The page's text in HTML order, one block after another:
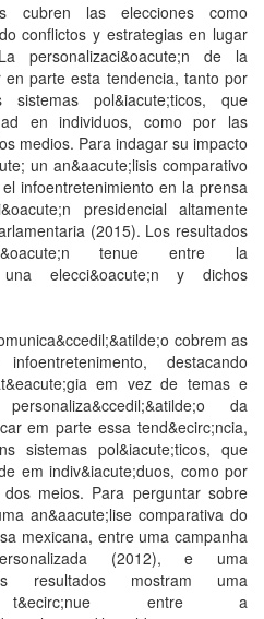
cubren las elecciones como
conflictos y estrategias en lugar
personalizaci&oacute;n de la
parte esta tendencia, tanto por
pol&iacute;ticos, que
en individuos, como por las
medios. Para indagar su impacto
un an&aacute;lisis comparativo
infoentretenimiento en la prensa
presidencial altamente
(2015). Los resultados
tenue entre la
una elecci&oacute;n y dichos
cobrem as
destacando
em vez de temas e
da
em parte essa tend&ecirc;ncia,
sistemas pol&iacute;ticos, que
em indiv&iacute;duos, como por
meios. Para perguntar sobre
an&aacute;lise comparativa do
mexicana, entre uma campanha
(2012), e uma
resultados mostram uma
t&ecirc;nue entre a